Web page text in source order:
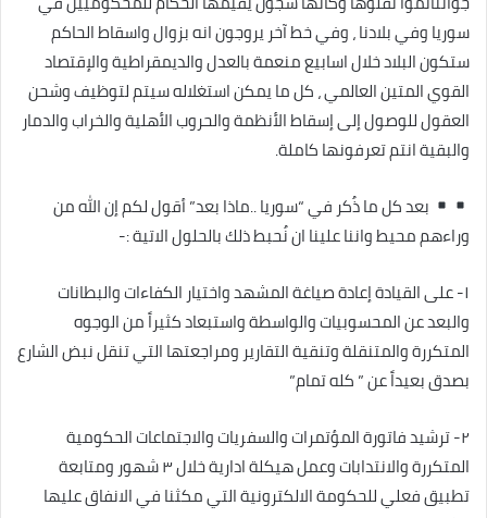
سوريا وفي بلادنا ، وفي خط آخر يروجون انه بزوال واسقاط الحاكم
ستكون البلاد خلال اسابيع منعمة بالعدل والديمقراطية والإقتصاد
القوي المتين العالمي ، كل ما يمكن استغلاله سيتم لتوظيف وشحن
العقول للوصول إلى إسقاط الأنظمة والحروب الأهلية والخراب والدمار
والبقية انتم تعرفونها كاملة.
بعد كل ما ذُكر في “سوريا ..ماذا بعد” أقول لكم إن الله من
وراءهم محيط واننا علينا ان نُحبط ذلك بالحلول الاتية :-
١- على القيادة إعادة صياغة المشهد واختيار الكفاءات والبطانات
والبعد عن المحسوبيات والواسطة واستبعاد كثيراً من الوجوه
المتكررة والمتنقلة وتنقية التقارير ومراجعتها التي تنقل نبض الشارع
بصدق بعيداً عن ” كله تمام”
٢- ترشيد فاتورة المؤتمرات والسفريات والاجتماعات الحكومية
المتكررة والانتدابات وعمل هيكلة ادارية خلال ٣ شهور ومتابعة
تطبيق فعلي للحكومة الالكترونية التي مكثنا في الانفاق عليها